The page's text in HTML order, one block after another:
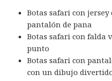
Botas safari con
pantalón de pana
Botas safari con falda
punto
Botas safari con
con un dibujo